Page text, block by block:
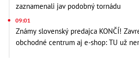
zaznamenali jav podobný tornádu
09:01
Známy slovenský predajca KONČÍ!
obchodné centrum aj e-shop: TU už